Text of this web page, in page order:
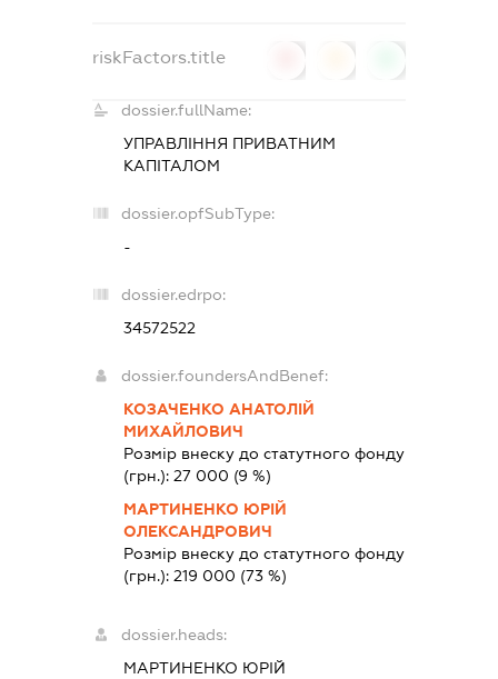
riskFactors.title
dossier.fullName:
УПРАВЛІННЯ ПРИВАТНИМ
КАПІТАЛОМ
dossier.opfSubType:
-
dossier.edrpo:
34572522
dossier.foundersAndBenef:
КОЗАЧЕНКО АНАТОЛІЙ
МИХАЙЛОВИЧ
Розмір внеску до статутного фонду
(грн.): 27 000 (9 %)
МАРТИНЕНКО ЮРІЙ
ОЛЕКСАНДРОВИЧ
Розмір внеску до статутного фонду
(грн.): 219 000 (73 %)
dossier.heads:
МАРТИНЕНКО ЮРІЙ